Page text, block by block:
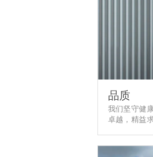
品质
我们坚守健
卓越，精益